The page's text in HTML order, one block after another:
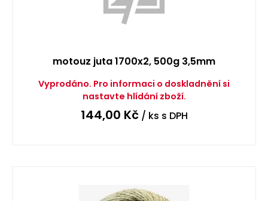
motouz juta 1700x2, 500g 3,5mm
Vyprodáno. Pro informaci o doskladnění si
nastavte hlídání zboží.
144,00 Kč/ ks s DPH